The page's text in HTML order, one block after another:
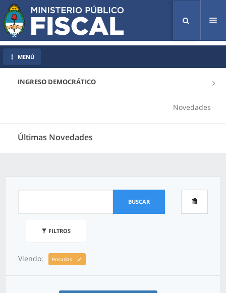
INGRESO DEMOCRÁTICO
Novedades
Últimas Novedades
MENÚ
BUSCAR
FILTROS
Viendo: Posadas